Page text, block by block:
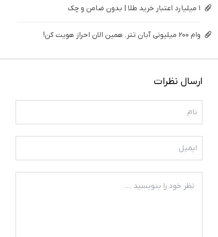
۱ میلیارد اعتبار خرید طلا | بدون ضامن و چک
وام 200 میلیونی آبان تتر. همین الان احراز هویت کن!
ارسال نظرات